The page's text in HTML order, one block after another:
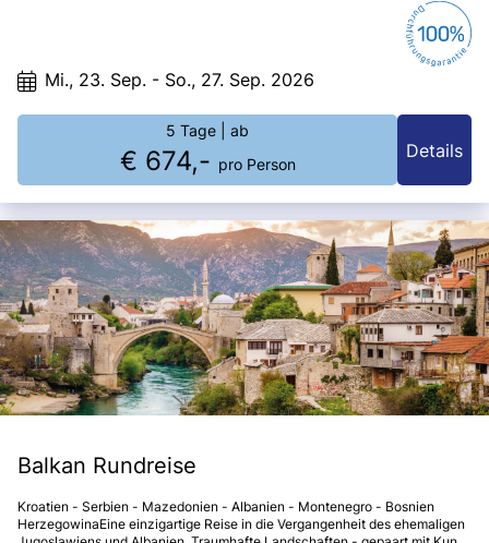
Mi., 23. Sep. - So., 27. Sep. 2026
5 Tage | ab
€ 674,- pro Person
Details
Balkan Rundreise
Kroatien - Serbien - Mazedonien - Albanien - Montenegro - Bosnien
HerzegowinaEine einzigartige Reise in die Vergangenheit des ehemaligen